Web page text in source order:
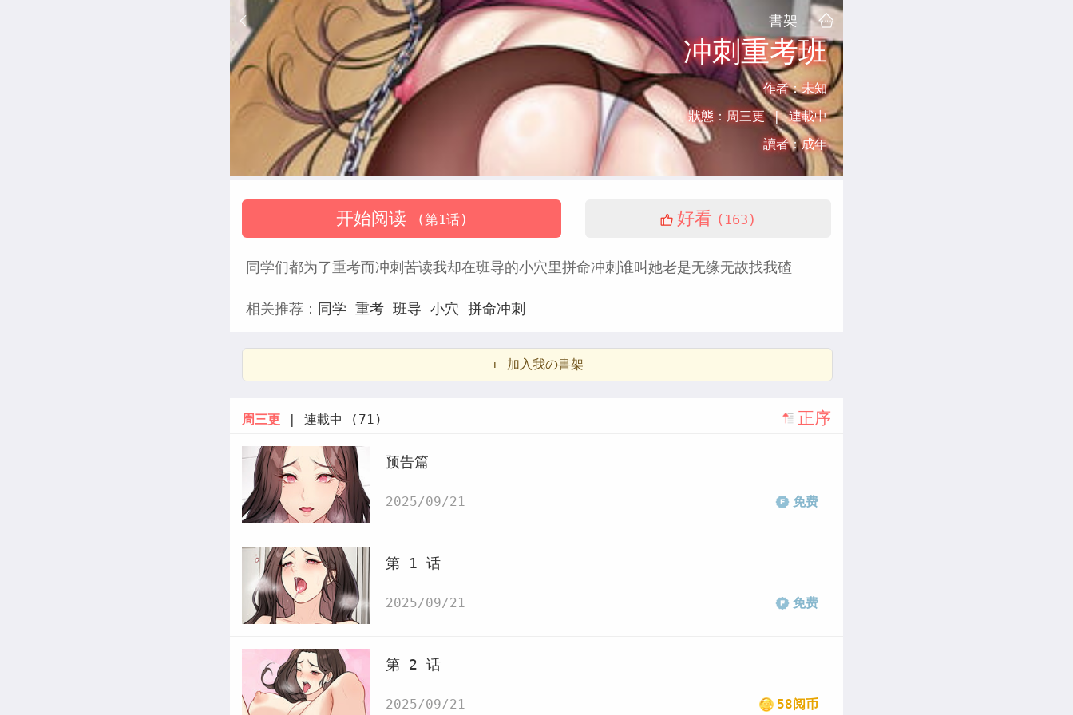
書架
冲刺重考班
作者：未知
狀態： 周三更 |連載中
讀者：成年
开始阅读 (第1话) 好看 (163)
同学们都为了重考而冲刺苦读我却在班导的小穴里拼命冲刺谁叫她老是无缘无故找我碴
相关推荐： 同学 重考 班导 小穴 拼命冲刺
+ 加入我の書架
周三更 | 連載中 (71) 正序
预告篇
2025/09/21 免费
第 1 话
2025/09/21 免费
第 2 话
2025/09/21 58阅币